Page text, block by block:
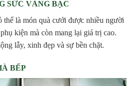
SỨC VÀNG BẠC
thể là món quà cưới được nhiều người
kiện mà còn mang lại giá trị cao.
lẫy, xinh đẹp và sự bền chặt.
BẾP